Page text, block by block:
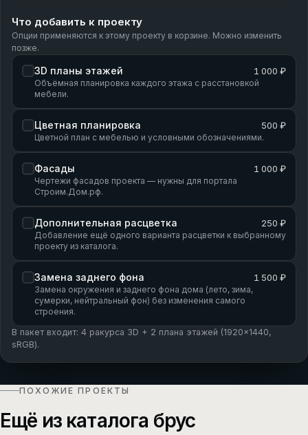
Что добавить к проекту
Опции применяются к этому проекту в корзине. Можно изменить
позже.
3D планы этажей 1 000 ₽
Объёмная планировка каждого этажа с расстановкой
мебели.
Цветная планировка 500 ₽
Цветной план с мебелью и условными обозначениями.
Фасады 1 000 ₽
Чертежи фасадов проекта — нужны для портала
Строим.Дом.рф.
Дополнительная расцветка 250 ₽
Добавление ещё одного варианта расцветки к выбранному
проекту из каталога.
Замена заднего фона 1 500 ₽
Замена окружения и заднего фона дома (лето, зима,
сумерки, нейтральный фон) без изменения самого
строения.
В пакет входит: 4 ракурса 3D + 2 плана этажей (1920×1440,
sRGB).
ПОХОЖИЕ ПРОЕКТЫ
Ещё из каталога брус